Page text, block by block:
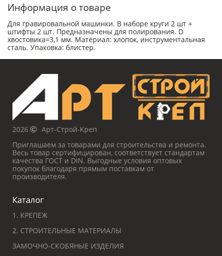
Информация о товаре
Для гравировальной машинки. В наборе круги 2 шт +
штифты 2 шт. Предназначены для полирования. D
хвостовика=3,1 мм. Материал: хлопок, инструментальная
сталь. Упаковка: блистер.
2026
Арт-Строй-Креп
Приглашаем за товарами для строительства и ремонта.
Весь товар сертифицирован, соответствует стандартам
качества ГОСТ и DIN. Выгодные условия оптовых
покупок благодаря прямым поставкам от
производителя.
Каталог
1. КРЕПЕЖ
2. СТРОИТЕЛЬНЫЕ МАТЕРИАЛЫ
ЗАМОЧНО-СКОБЯНЫЕ ИЗДЕЛИЯ